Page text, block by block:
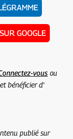
GOOGLE
vousou
bénéficier d'
publié sur